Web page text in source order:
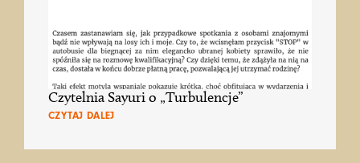
Czytelnia Sayuri o „Turbulencje”
CZYTAJ DALEJ